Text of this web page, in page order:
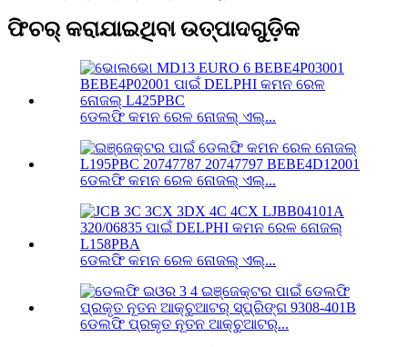
ଫିଚର୍ କରାଯାଇଥିବା ଉତ୍ପାଦଗୁଡ଼ିକ
ଡେଲଫି କମନ ରେଳ ନୋଜଲ୍ ଏଲ୍...
ଡେଲଫି କମନ ରେଳ ନୋଜଲ୍ ଏଲ୍...
ଡେଲଫି କମନ ରେଳ ନୋଜଲ୍ ଏଲ୍...
ଡେଲଫି ପ୍ରକୃତ ନୂତନ ଆକ୍ଚୁଆଟର୍...